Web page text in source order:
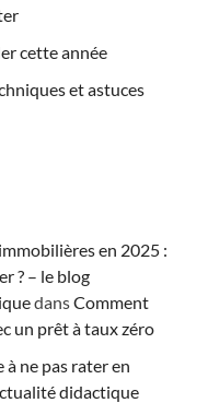
cette année
et astuces
en 2025 :
? – le blog
dansComment
un prêt à taux zéro
à ne pas rater en
didactique